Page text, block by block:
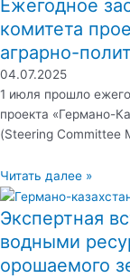
Ежегодное
комитета
аграрно-
04.07.2025
1 июля прошло
проекта «Германо-
(Steering Committee
Читать далее »
Экспертная
водными
орошаемого